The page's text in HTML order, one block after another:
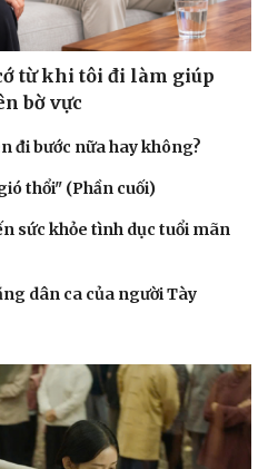
Giải trí
Nghệ sĩ
Thời trang
Sao Việt
từ khi tôi đi làm giúp
bờ vực
đi bước nữa hay không?
thổi" (Phần cuối)
sức khỏe tình dục tuổi mãn
dân ca của người Tày